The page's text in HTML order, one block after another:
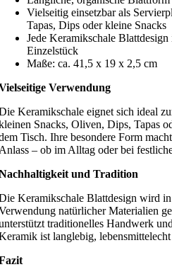
Vielseitig einsetzbar als
Tapas, Dips oder kleine Snacks
Jede Keramikschale
Einzelstück
Maße: ca. 41,5 x 19 x 2,5 cm
Verwendung
Keramikschale eignet sich ideal
Snacks, Oliven, Dips, Tapas
Tisch. Ihre besondere Form
– ob im Alltag oder bei
und Tradition
Keramikschale Blattdesign wird
natürlicher Materialien
traditionelles Handwerk
ist langlebig,